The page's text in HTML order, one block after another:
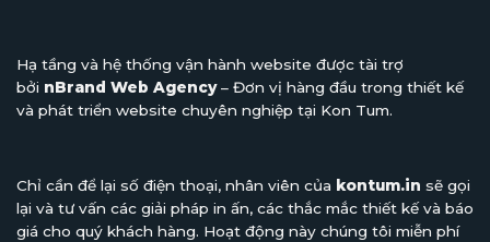
Hạ tầng và hệ thống vận hành website được tài trợ
bởi nBrand Web Agency– Đơn vị hàng đầu trong thiết kế
và phát triển website chuyên nghiệp tại Kon Tum.
Chỉ cần để lại số điện thoại, nhân viên của kontum.in sẽ gọi
lại và tư vấn các giải pháp in ấn, các thắc mắc thiết kế và báo
giá cho quý khách hàng. Hoạt động này chúng tôi miễn phí